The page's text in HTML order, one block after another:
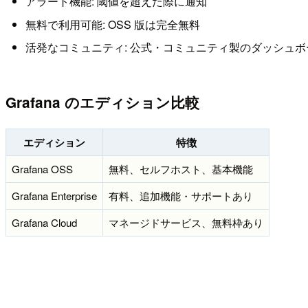
無料で利用可能: OSS 版は完全無料
活発なコミュニティ: 公式・コミュニティ製のダッシュ
Grafana のエディション比較
エディション 特徴
Grafana OSS
無料、セルフホスト、基本機能
Grafana Enterprise
有料、追加機能・サポートあり
Grafana Cloud
マネージドサービス、無料枠あり